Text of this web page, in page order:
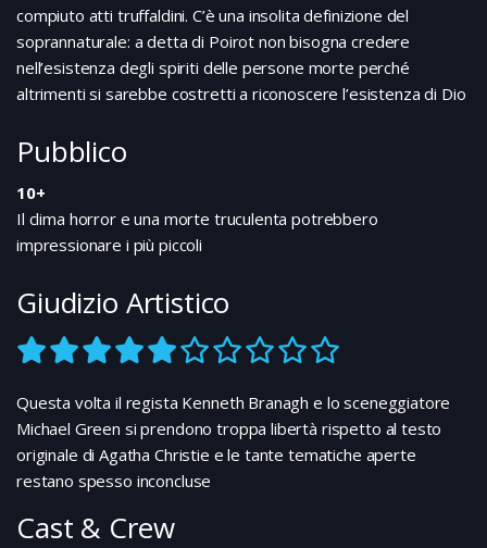
Cosa resta da aggiungere? La commedia è nota, la
natura in fiore e l’amore vince tutto
compiuto atti truffaldini. C’è una insolita definizione del
soprannaturale: a detta di Poirot non bisogna credere
nell’esistenza degli spiriti delle persone morte perché
altrimenti si sarebbe costretti a riconoscere l’esistenza di Dio
Pubblico
10+
Il clima horror e una morte truculenta potrebbero
impressionare i più piccoli
Giudizio Artistico
Questa volta il regista Kenneth Branagh e lo sceneggiatore
Michael Green si prendono troppa libertà rispetto al testo
originale di Agatha Christie e le tante tematiche aperte
restano spesso inconcluse
Cast & Crew